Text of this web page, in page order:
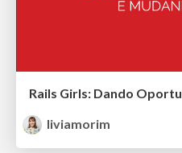
Rails Girls: Dando
liviamorim